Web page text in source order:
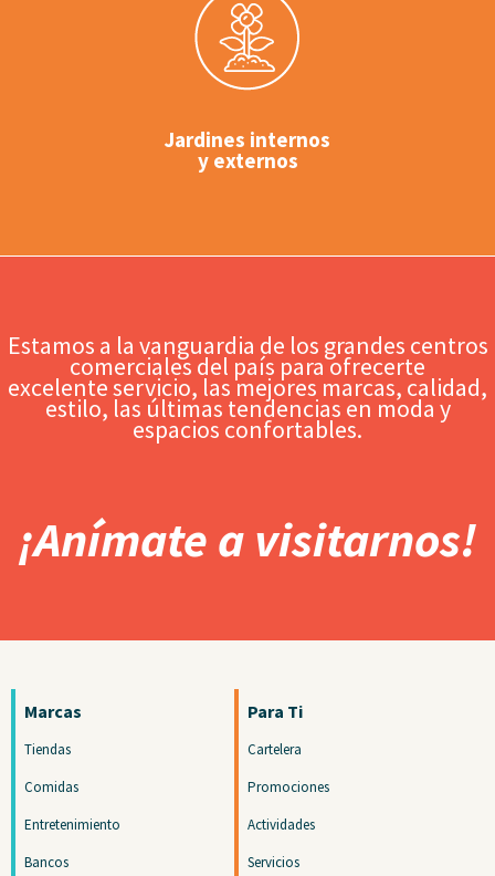
Jardines internos
y externos
Estamos a la vanguardia de los grandes centros
comerciales del país para ofrecerte
excelente servicio, las mejores marcas, calidad,
estilo, las últimas tendencias en moda y
espacios confortables.
¡Anímate a visitarnos!
Marcas
Tiendas
Comidas
Entretenimiento
Bancos
Para Ti
Cartelera
Promociones
Actividades
Servicios